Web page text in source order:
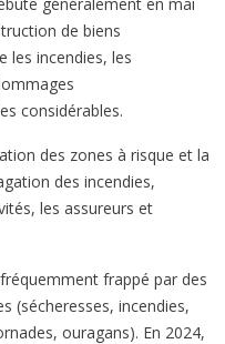
de biens
les incendies, les
considérables.
des zones à risque et la
des incendies,
les assureurs et
frappé par des
(sécheresses, incendies,
ouragans). En 2024,